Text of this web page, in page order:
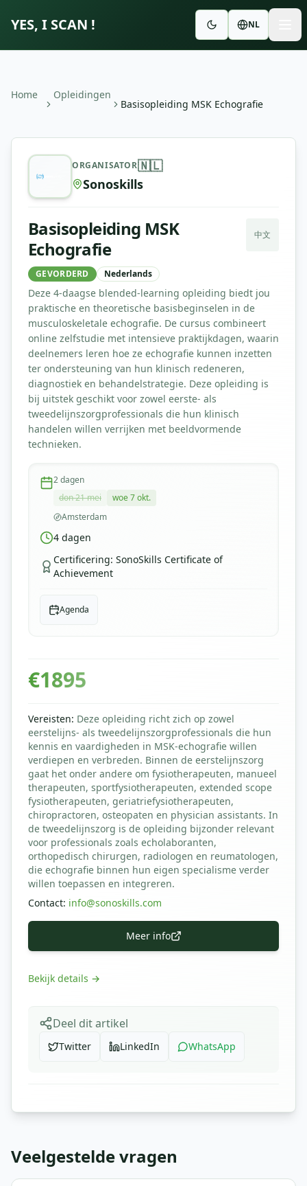
YES, I SCAN ! NL
Home Opleidingen
Basisopleiding MSK Echografie
Basisopleiding MSK Echografie
ORGANISATOR🇳🇱
Sonoskills
Basisopleiding MSK
Echografie
中文
GEVORDERD Nederlands
Deze 4-daagse blended-learning opleiding biedt jou
praktische en theoretische basisbeginselen in de
musculoskeletale echografie. De cursus combineert
online zelfstudie met intensieve praktijkdagen, waarin
deelnemers leren hoe ze echografie kunnen inzetten
ter ondersteuning van hun klinisch redeneren,
diagnostiek en behandelstrategie. Deze opleiding is
bij uitstek geschikt voor zowel eerste- als
tweedelijnszorgprofessionals die hun klinisch
handelen willen verrijken met beeldvormende
technieken.
2dagen
don 21 mei
woe 7 okt.
Amsterdam
4 dagen
Certificering: SonoSkills Certificate of
Achievement
Agenda
€1895
Vereisten: Deze opleiding richt zich op zowel
eerstelijns- als tweedelijnszorgprofessionals die hun
kennis en vaardigheden in MSK-echografie willen
verdiepen en verbreden. Binnen de eerstelijnszorg
gaat het onder andere om fysiotherapeuten, manueel
therapeuten, sportfysiotherapeuten, extended scope
fysiotherapeuten, geriatriefysiotherapeuten,
chiropractoren, osteopaten en physician assistants. In
de tweedelijnszorg is de opleiding bijzonder relevant
voor professionals zoals echolaboranten,
orthopedisch chirurgen, radiologen en reumatologen,
die echografie binnen hun eigen specialisme verder
willen toepassen en integreren.
Contact: info@sonoskills.com
Meer info
Bekijk details →
Deel dit artikel
Twitter LinkedIn WhatsApp
Veelgestelde vragen